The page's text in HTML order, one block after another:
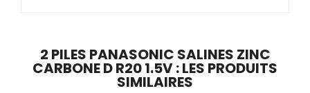
2 PILES PANASONIC SALINES ZINC
CARBONE D R20 1.5V : LES PRODUITS
SIMILAIRES